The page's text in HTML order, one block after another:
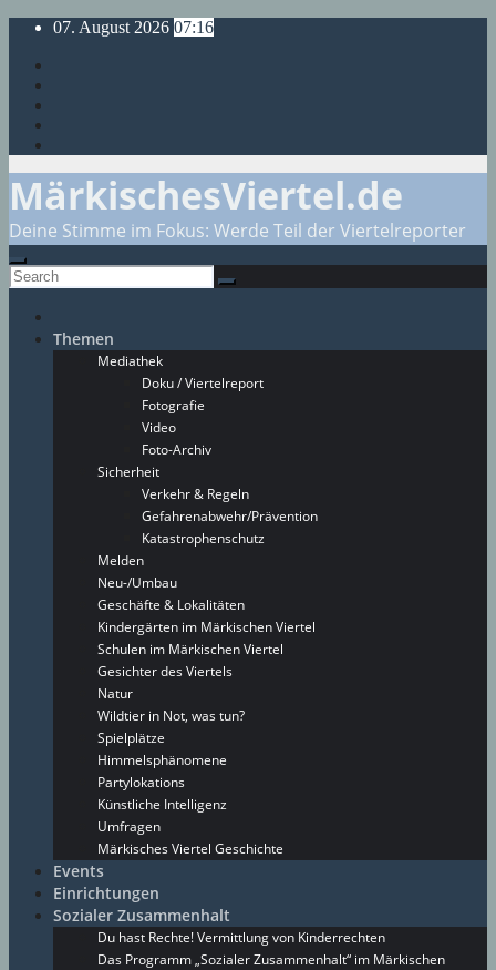
Skip
content
07. August 2026 07:16
MärkischesViertel.de
Deine Stimme im Fokus: Werde Teil der Viertelreporter
Themen
Mediathek
Doku / Viertelreport
Fotografie
Video
Foto-Archiv
Sicherheit
Verkehr & Regeln
Gefahrenabwehr/Prävention
Katastrophenschutz
Melden
Neu-/Umbau
Geschäfte & Lokalitäten
Kindergärten im Märkischen Viertel
Schulen im Märkischen Viertel
Gesichter des Viertels
Natur
Wildtier in Not, was tun?
Spielplätze
Himmelsphänomene
Partylokations
Künstliche Intelligenz
Umfragen
Märkisches Viertel Geschichte
Events
Einrichtungen
Sozialer Zusammenhalt
Du hast Rechte! Vermittlung von Kinderrechten
Das Programm „Sozialer Zusammenhalt“ im Märkischen